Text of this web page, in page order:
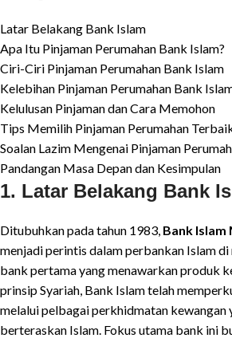
Latar Belakang Bank Islam
Apa Itu Pinjaman Perumahan Bank Islam?
Ciri-Ciri Pinjaman Perumahan Bank Islam
Kelebihan Pinjaman Perumahan Bank
Kelulusan Pinjaman dan Cara Memohon
Tips Memilih Pinjaman Perumahan
Soalan Lazim Mengenai Pinjaman
Pandangan Masa Depan dan Kesimpulan
1. Latar Belakang Bank
Ditubuhkan pada tahun 1983, Bank Islam
menjadi perintis dalam perbankan Islam di
bank pertama yang menawarkan produk
prinsip Syariah, Bank Islam telah
melalui pelbagai perkhidmatan kewangan
berteraskan Islam. Fokus utama bank ini